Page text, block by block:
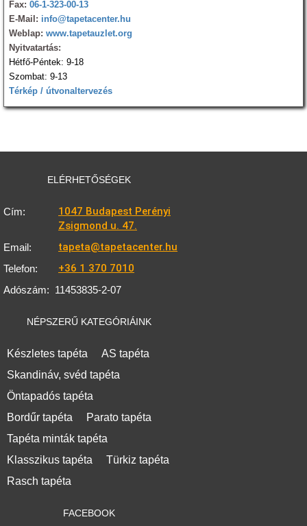
Fax: 06-1-323-00-13
E-Mail: info@tapetacenter.hu
Weblap: www.tapetauzlet.org
Nyitvatartás:
Hétfő-Péntek: 9-18
Szombat: 9-13
Térkép / útvonaltervezés
ELÉRHETŐSÉGEK
Cím:
1047 Budapest Perényi
Zsigmond u. 47.
Email: tapeta@tapetacenter.hu
Telefon: +36 1 370 7010
Adószám: 11453835-2-07
NÉPSZERŰ KATEGÓRIÁINK
Készletes tapéta
AS tapéta
Skandináv, svéd tapéta
Öntapadós tapéta
Bordűr tapéta
Parato tapéta
Tapéta minták tapéta
Klasszikus tapéta
Türkiz tapéta
Rasch tapéta
FACEBOOK